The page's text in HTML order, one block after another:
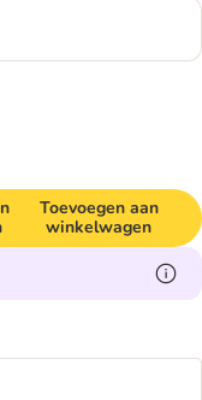
Toevoegen aan
winkelwagen